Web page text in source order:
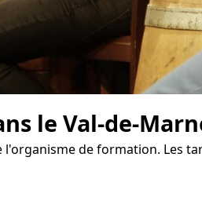
le Val-de-
de formation. Les